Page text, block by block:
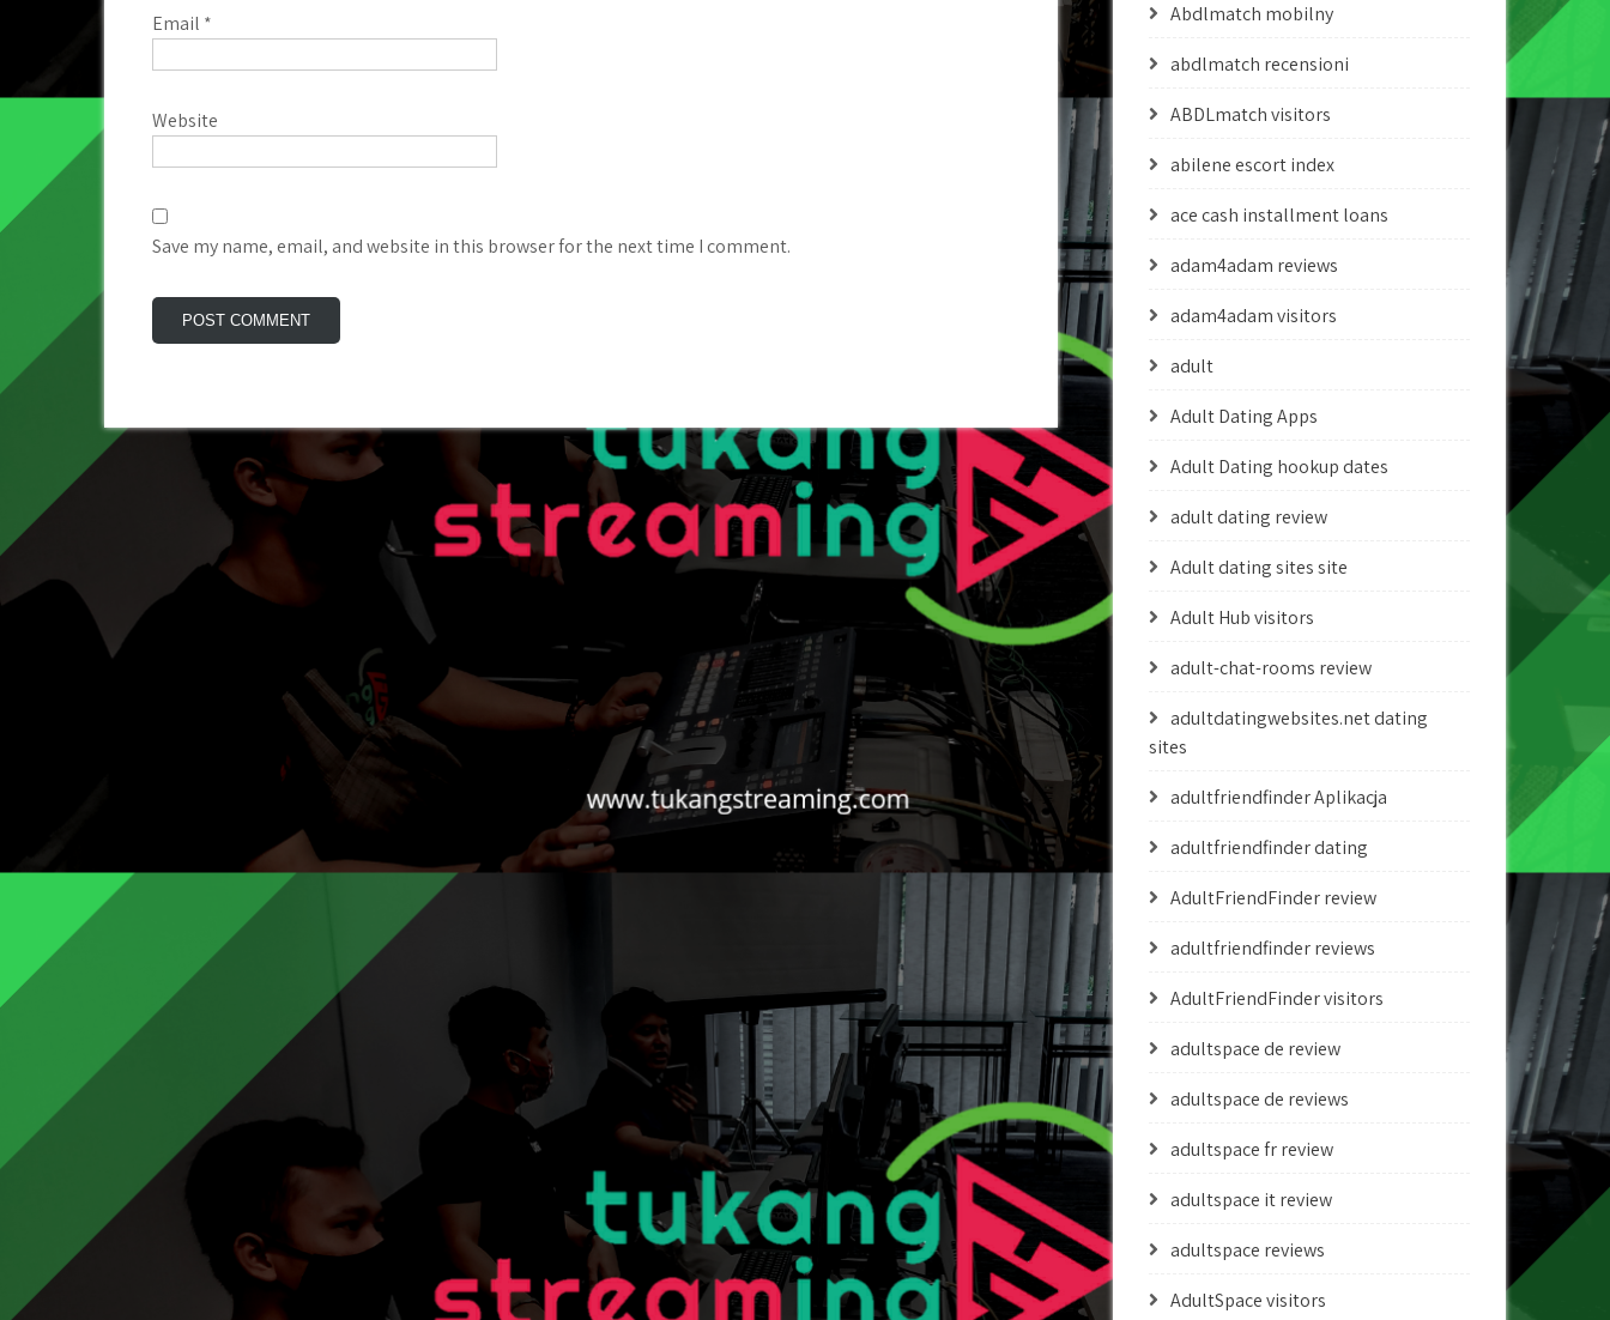
Email *
Website
Save my name, email, and website in this browser for the next time I comment.
Abdlmatch mobilny
abdlmatch recensioni
ABDLmatch visitors
abilene escort index
ace cash installment loans
adam4adam reviews
adam4adam visitors
adult
Adult Dating Apps
Adult Dating hookup dates
adult dating review
Adult dating sites site
Adult Hub visitors
adult-chat-rooms review
adultdatingwebsites.net dating
sites
adultfriendfinder Aplikacja
adultfriendfinder dating
AdultFriendFinder review
adultfriendfinder reviews
AdultFriendFinder visitors
adultspace de review
adultspace de reviews
adultspace fr review
adultspace it review
adultspace reviews
AdultSpace visitors